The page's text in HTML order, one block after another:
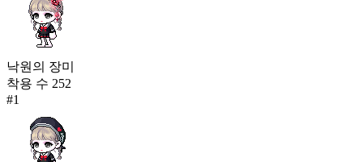
낙원의 장미
착용 수 252
#1